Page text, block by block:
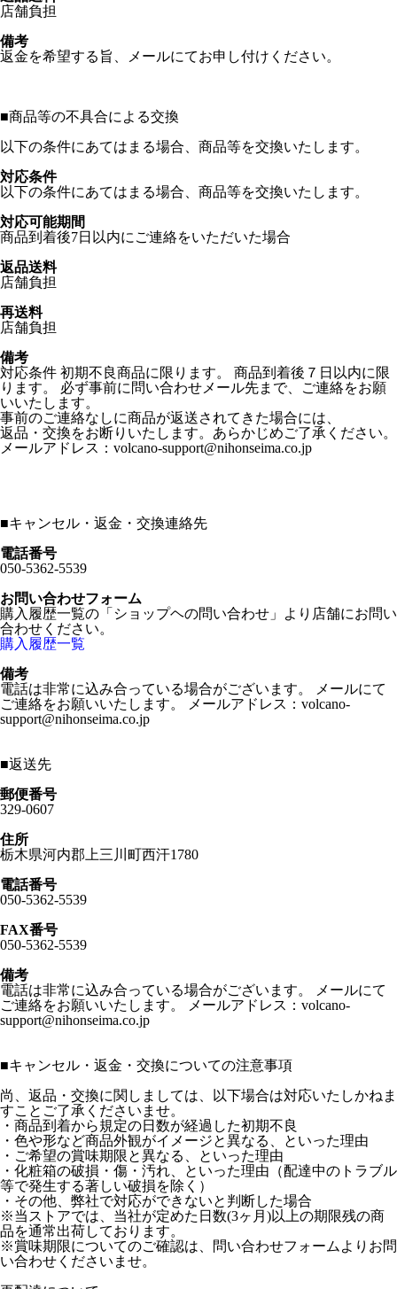
店舗負担
備考
返金を希望する旨、メールにてお申し付けください。
■商品等の不具合による交換
以下の条件にあてはまる場合、商品等を交換いたします。
対応条件
以下の条件にあてはまる場合、商品等を交換いたします。
対応可能期間
商品到着後7日以内にご連絡をいただいた場合
返品送料
店舗負担
再送料
店舗負担
備考
対応条件 初期不良商品に限ります。 商品到着後７日以内に限
ります。 必ず事前に問い合わせメール先まで、ご連絡をお願
いいたします。
事前のご連絡なしに商品が返送されてきた場合には、
返品・交換をお断りいたします。あらかじめご了承ください。
メールアドレス：volcano-support@nihonseima.co.jp
■キャンセル・返金・交換連絡先
電話番号
050-5362-5539
お問い合わせフォーム
購入履歴一覧の「ショップヘの問い合わせ」より店舗にお問い
合わせください。
購入履歴一覧
備考
電話は非常に込み合っている場合がございます。 メールにて
ご連絡をお願いいたします。 メールアドレス：volcano-
support@nihonseima.co.jp
■返送先
郵便番号
329-0607
住所
栃木県河内郡上三川町西汗1780
電話番号
050-5362-5539
FAX番号
050-5362-5539
備考
電話は非常に込み合っている場合がございます。 メールにて
ご連絡をお願いいたします。 メールアドレス：volcano-
support@nihonseima.co.jp
■キャンセル・返金・交換についての注意事項
尚、返品・交換に関しましては、以下場合は対応いたしかねま
すことご了承くださいませ。
・商品到着から規定の日数が経過した初期不良
・色や形など商品外観がイメージと異なる、といった理由
・ご希望の賞味期限と異なる、といった理由
・化粧箱の破損・傷・汚れ、といった理由（配達中のトラブル
等で発生する著しい破損を除く）
・その他、弊社で対応ができないと判断した場合
※当ストアでは、当社が定めた日数(3ヶ月)以上の期限残の商
品を通常出荷しております。
※賞味期限についてのご確認は、問い合わせフォームよりお問
い合わせくださいませ。